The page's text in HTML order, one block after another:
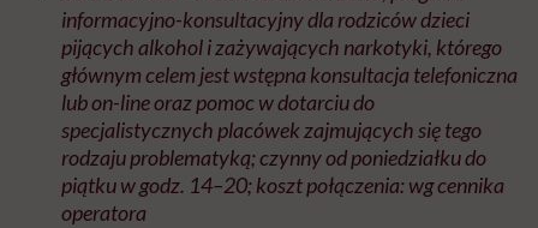
informacyjno-konsultacyjny dla rodziców dzieci
pijących alkohol i zażywających narkotyki, którego
głównym celem jest wstępna konsultacja telefoniczna
lub on-line oraz pomoc w dotarciu do
specjalistycznych placówek zajmujących się tego
rodzaju problematyką; czynny od poniedziałku do
piątku w godz. 14–20; koszt połączenia: wg cennika
operatora